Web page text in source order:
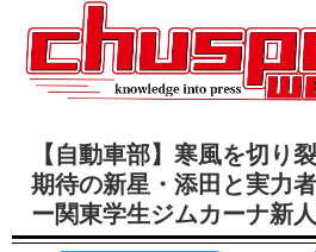
【自動車部】寒風を切り
期待の新星・添田と実力
ー関東学生ジムカーナ新